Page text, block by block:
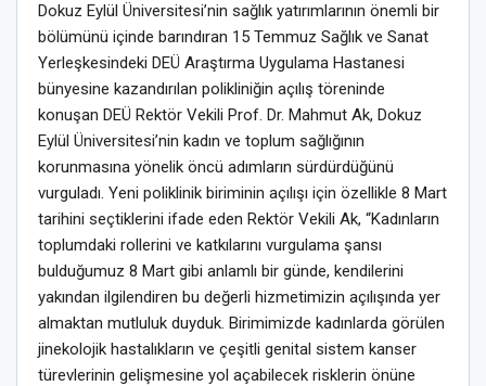
Dokuz Eylül Üniversitesi’nin sağlık yatırımlarının önemli bir
bölümünü içinde barındıran 15 Temmuz Sağlık ve Sanat
Yerleşkesindeki DEÜ Araştırma Uygulama Hastanesi
bünyesine kazandırılan polikliniğin açılış töreninde
konuşan DEÜ Rektör Vekili Prof. Dr. Mahmut Ak, Dokuz
Eylül Üniversitesi’nin kadın ve toplum sağlığının
korunmasına yönelik öncü adımların sürdürdüğünü
vurguladı. Yeni poliklinik biriminin açılışı için özellikle 8 Mart
tarihini seçtiklerini ifade eden Rektör Vekili Ak, “Kadınların
toplumdaki rollerini ve katkılarını vurgulama şansı
bulduğumuz 8 Mart gibi anlamlı bir günde, kendilerini
yakından ilgilendiren bu değerli hizmetimizin açılışında yer
almaktan mutluluk duyduk. Birimimizde kadınlarda görülen
jinekolojik hastalıkların ve çeşitli genital sistem kanser
türevlerinin gelişmesine yol açabilecek risklerin önüne